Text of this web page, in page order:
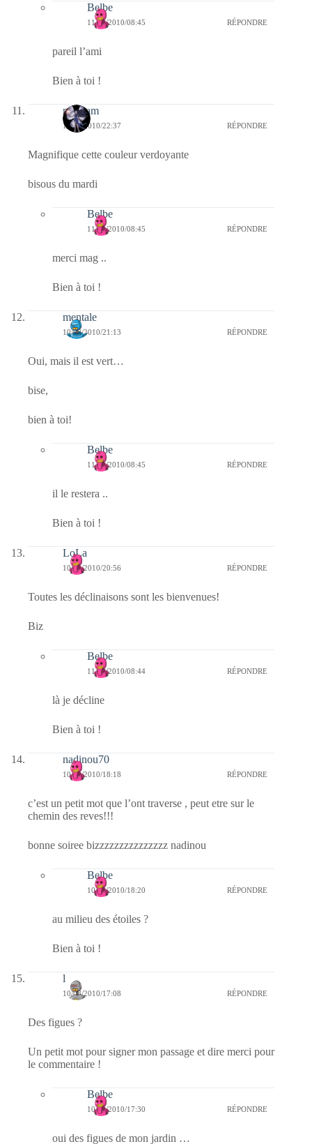
Belbe
11/08/2010/08:45 RÉPONDRE
pareil l’ami
Bien à toi !
magsam
10/08/2010/22:37 RÉPONDRE
Magnifique cette couleur verdoyante
bisous du mardi
Belbe
11/08/2010/08:45 RÉPONDRE
merci mag ..
Bien à toi !
mentale
10/08/2010/21:13 RÉPONDRE
Oui, mais il est vert…
bise,
bien à toi!
Belbe
11/08/2010/08:45 RÉPONDRE
il le restera ..
Bien à toi !
LoLa
10/08/2010/20:56 RÉPONDRE
Toutes les déclinaisons sont les bienvenues!
Biz
Belbe
11/08/2010/08:44 RÉPONDRE
là je décline
Bien à toi !
nadinou70
10/08/2010/18:18 RÉPONDRE
c’est un petit mot que l’ont traverse , peut etre sur le
chemin des reves!!!
bonne soiree bizzzzzzzzzzzzzzz nadinou
Belbe
10/08/2010/18:20 RÉPONDRE
au milieu des étoiles ?
Bien à toi !
l
10/08/2010/17:08 RÉPONDRE
Des figues ?
Un petit mot pour signer mon passage et dire merci pour
le commentaire !
Belbe
10/08/2010/17:30 RÉPONDRE
oui des figues de mon jardin …